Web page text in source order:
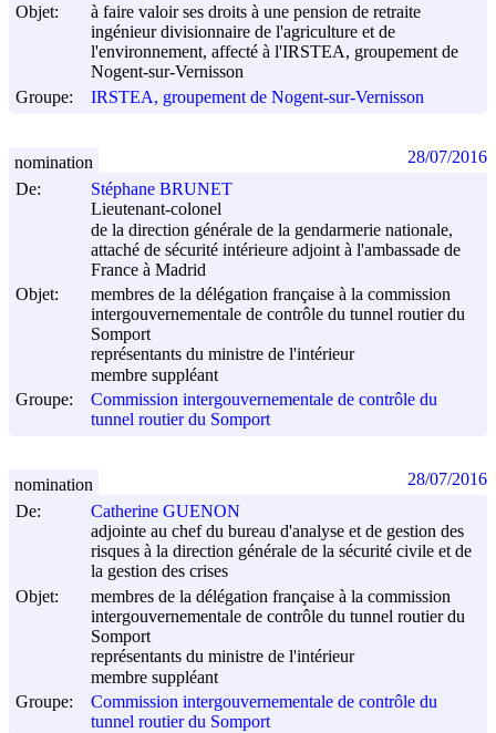
Objet:
à faire valoir ses droits à une pension de retraite
ingénieur divisionnaire de l'agriculture et de
l'environnement, affecté à l'IRSTEA, groupement de
Nogent-sur-Vernisson
Groupe:
IRSTEA, groupement de Nogent-sur-Vernisson
De:
Stéphane BRUNET
Lieutenant-colonel
de la direction générale de la gendarmerie nationale,
attaché de sécurité intérieure adjoint à l'ambassade de
France à Madrid
Objet:
membres de la délégation française à la commission
intergouvernementale de contrôle du tunnel routier du
Somport
représentants du ministre de l'intérieur
membre suppléant
Groupe:
Commission intergouvernementale de contrôle du
tunnel routier du Somport
nomination 28/07/2016
De:
Catherine GUENON
adjointe au chef du bureau d'analyse et de gestion des
risques à la direction générale de la sécurité civile et de
la gestion des crises
Objet:
membres de la délégation française à la commission
intergouvernementale de contrôle du tunnel routier du
Somport
représentants du ministre de l'intérieur
membre suppléant
Groupe:
Commission intergouvernementale de contrôle du
tunnel routier du Somport
nomination 28/07/2016